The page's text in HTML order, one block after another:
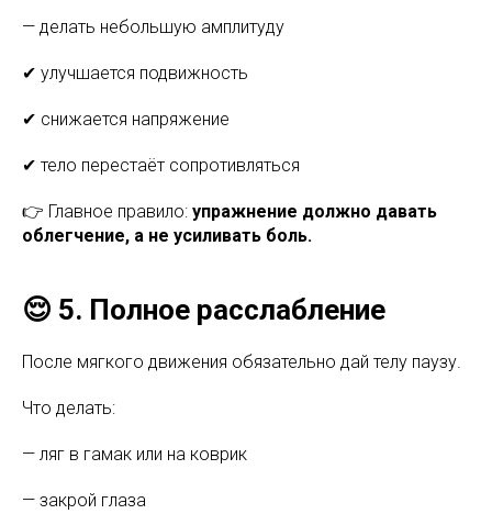
— делать небольшую амплитуду
✔ улучшается подвижность
✔ снижается напряжение
✔ тело перестаёт сопротивляться
👉 Главное правило: упражнение должно давать
облегчение, а не усиливать боль.
😌 5. Полное расслабление
После мягкого движения обязательно дай телу паузу.
Что делать:
— ляг в гамак или на коврик
— закрой глаза